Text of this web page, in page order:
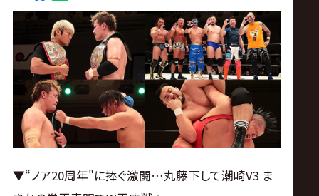
レ
ス
リ
ン
グ・
▼“ノア20周年"に捧ぐ激闘…丸藤下して潮崎V3 ま